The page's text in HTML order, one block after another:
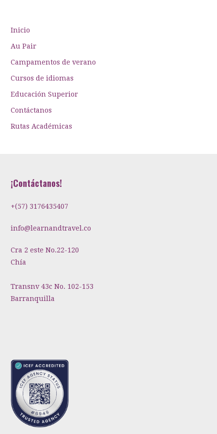
Inicio
Au Pair
Campamentos de verano
Cursos de idiomas
Educación Superior
Contáctanos
Rutas Académicas
¡Contáctanos!
+(57) 3176435407
info@learnandtravel.co
Cra 2 este No.22-120
Chía
Transnv 43c No. 102-153
Barranquilla